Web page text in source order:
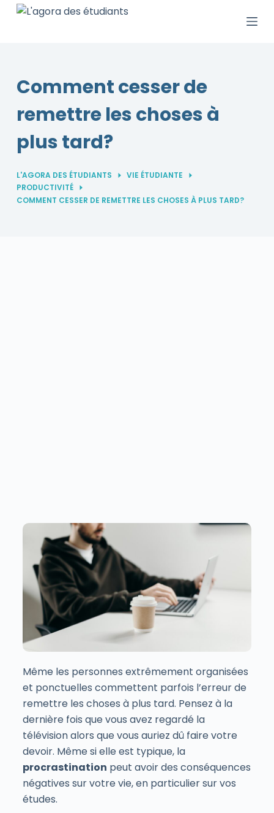
P
a
c
o
n
e
Comment cesser de
remettre les choses à
plus tard?
L'AGORA DES ÉTUDIANTS
VIE ÉTUDIANTE
PRODUCTIVITÉ
COMMENT CESSER DE REMETTRE LES CHOSES À PLUS TARD?
Même les personnes extrêmement organisées
et ponctuelles commettent parfois l’erreur de
remettre les choses à plus tard. Pensez à la
dernière fois que vous avez regardé la
télévision alors que vous auriez dû faire votre
devoir. Même si elle est typique, la
procrastination peut avoir des conséquences
négatives sur votre vie, en particulier sur vos
études.